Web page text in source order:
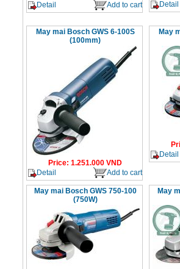
Detail
Add to cart
Detail
May mai Bosch GWS 6-100S
(100mm)
Price: 1.251.000 VND
Detail
Add to cart
May
Detail
May mai Bosch GWS 750-100
(750W)
May